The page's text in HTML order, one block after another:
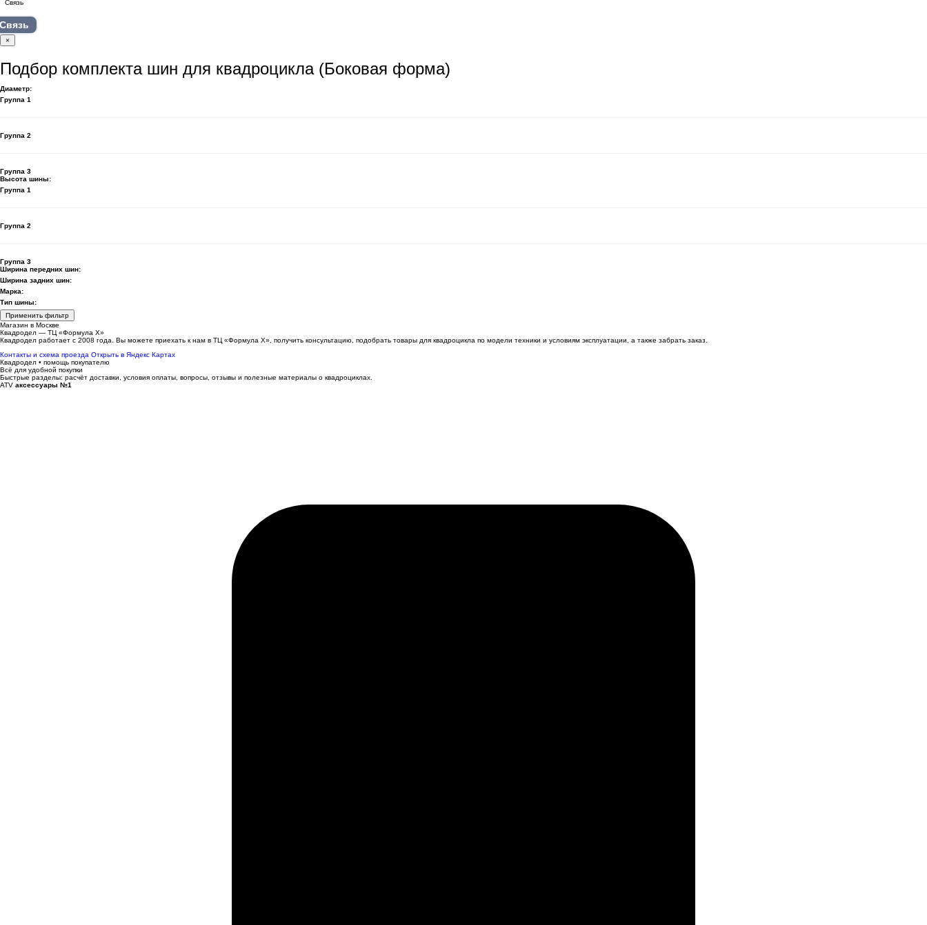
×
Подбор комплекта шин для квадроцикла (Боковая форма)
Диаметр:
Группа 1
Группа 2
Группа 3
Высота шины:
Группа 1
Группа 2
Группа 3
Ширина передних шин:
Ширина задних шин:
Марка:
Тип шины:
Применить фильтр
Магазин в Москве
Квадродел — ТЦ «Формула Х»
Квадродел работает с 2008 года. Вы можете приехать к нам в ТЦ «Формула Х», получить консультацию, подобрать товары для квадроцикла по модели техники и условиям эксплуатации, а также забрать заказ.
Контакты и схема проезда Открыть в Яндекс Картах
Квадродел • помощь покупателю
Всё для удобной покупки
Быстрые разделы: расчёт доставки, условия оплаты, вопросы, отзывы и полезные материалы о квадроциклах.
ATV аксессуары №1